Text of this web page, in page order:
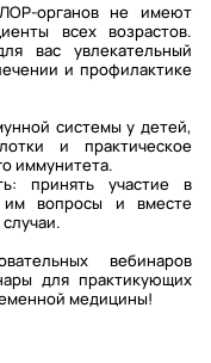
органов не имеют
всех возрастов.
вас увлекательный
и профилактике
системы у детей,
и практическое
иммунитета.
принять участие в
им вопросы и вместе
вебинаров
для практикующих
медицины!